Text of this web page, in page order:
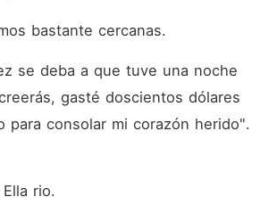
bastante cercanas.
se deba a que tuve una noche
gasté doscientos dólares
para consolar mi corazón herido".
rio.